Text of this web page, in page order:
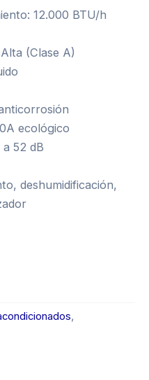
12.000 BTU/h
(Clase A)
ecológico
52 dB
deshumidificación,
,